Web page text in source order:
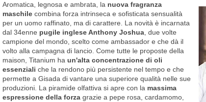
Aromatica, legnosa e ambrata, la nuova fragranza
maschile combina forza intrinseca e sofisticata sensualità
per un uomo raffinato, ma di carattere. La novità è incarnata
dal 34enne pugile inglese Anthony Joshua, due volte
campione del mondo, scelto come ambassador e che dà il
volto alla campagna di lancio. Come tutte le proposte della
maison, Titanium ha un'alta concentrazione di oli
essenziali che la rendono più persistente nel tempo e che
permette a Gisada di vantare una superiore qualità nelle sue
produzioni. La piramide olfattiva si apre con la massima
espressione della forza grazie a pepe rosa, cardamomo,